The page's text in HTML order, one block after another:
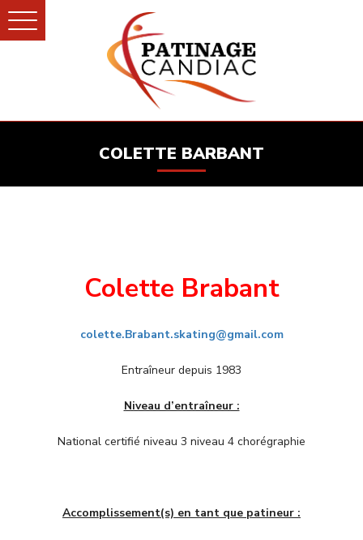
COLETTE BARBANT
Colette Brabant
colette.Brabant.skating@gmail.com
Entraîneur depuis 1983
Niveau d’entraîneur :
National certifié niveau 3 niveau 4 chorégraphie
Accomplissement(s) en tant que patineur :